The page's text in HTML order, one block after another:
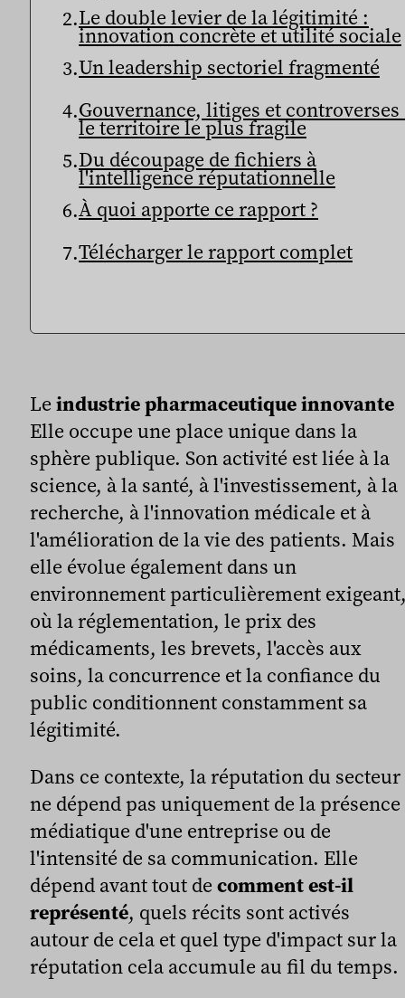
Le double levier de la légitimité :
innovation concrète et utilité sociale
Un leadership sectoriel fragmenté
Gouvernance, litiges et controverses
le territoire le plus fragile
Du découpage de fichiers à
l'intelligence réputationnelle
À quoi apporte ce rapport ?
Télécharger le rapport complet
Le industrie pharmaceutique innovante
Elle occupe une place unique dans la
sphère publique. Son activité est liée à la
science, à la santé, à l'investissement, à la
recherche, à l'innovation médicale et à
l'amélioration de la vie des patients. Mais
elle évolue également dans un
environnement particulièrement
où la réglementation, le prix des
médicaments, les brevets, l'accès aux
soins, la concurrence et la confiance du
public conditionnent constamment sa
légitimité.
Dans ce contexte, la réputation du secteur
ne dépend pas uniquement de la présence
médiatique d'une entreprise ou de
l'intensité de sa communication. Elle
dépend avant tout de comment est-il
représenté, quels récits sont activés
autour de cela et quel type d'impact sur la
réputation cela accumule au fil du temps.